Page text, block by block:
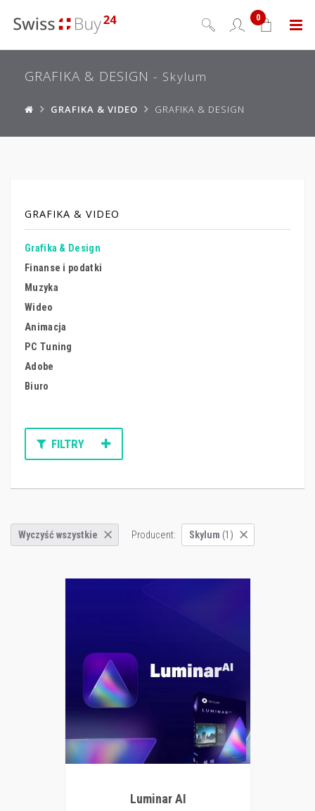
Menu
0
GRAFIKA & DESIGN - Skylum
GRAFIKA & VIDEO GRAFIKA & DESIGN
GRAFIKA & VIDEO
Grafika & Design
Finanse i podatki
Muzyka
Wideo
Animacja
PC Tuning
Adobe
Biuro
FILTRY
Wyczyść wszystkie Producent: Skylum (1)
Luminar AI